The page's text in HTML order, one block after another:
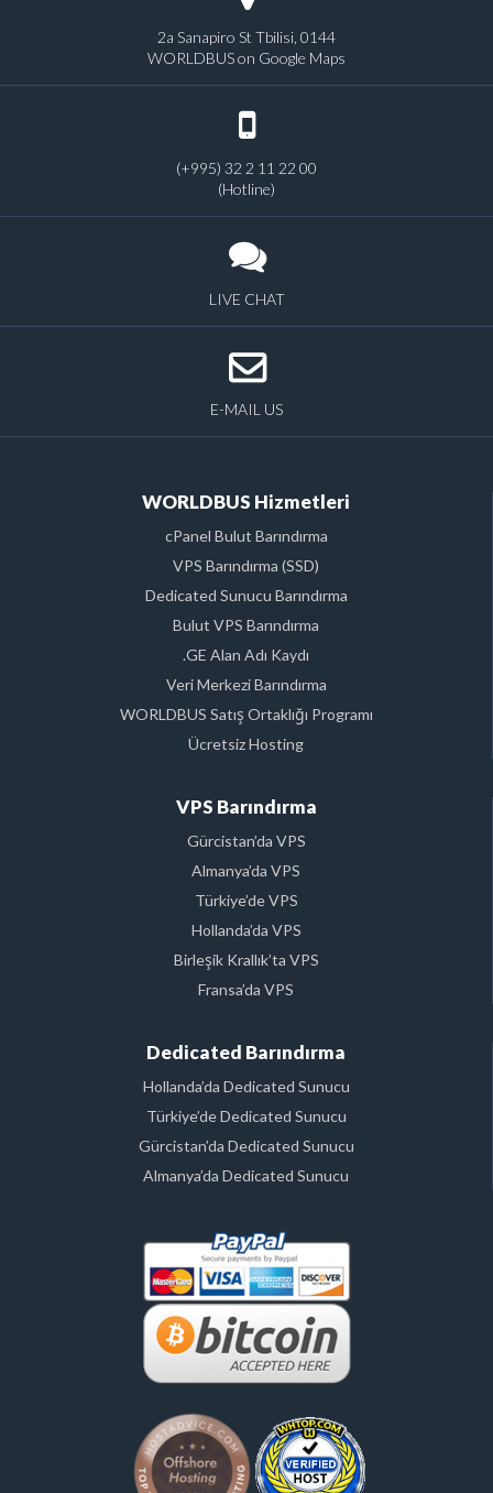
2a Sanapiro St Tbilisi, 0144
WORLDBUS on Google Maps
(+995) 32 2 11 22 00
(Hotline)
LIVE CHAT
E-MAIL US
WORLDBUS Hizmetleri
cPanel Bulut Barındırma
VPS Barındırma (SSD)
Dedicated Sunucu Barındırma
Bulut VPS Barındırma
.GE Alan Adı Kaydı
Veri Merkezi Barındırma
WORLDBUS Satış Ortaklığı Programı
Ücretsiz Hosting
VPS Barındırma
Gürcistan’da VPS
Almanya’da VPS
Türkiye’de VPS
Hollanda’da VPS
Birleşik Krallık’ta VPS
Fransa’da VPS
Dedicated Barındırma
Hollanda’da Dedicated Sunucu
Türkiye’de Dedicated Sunucu
Gürcistan’da Dedicated Sunucu
Almanya’da Dedicated Sunucu